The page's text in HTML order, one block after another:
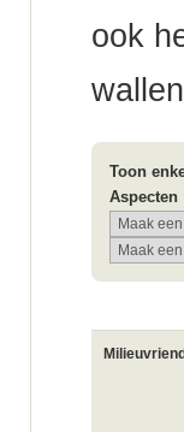
ook
Toon
Aspecten